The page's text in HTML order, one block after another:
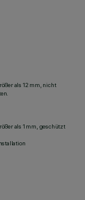
als 12 mm, nicht
als 1 mm, geschützt